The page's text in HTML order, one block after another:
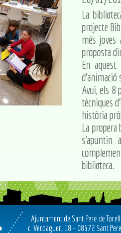
La
projecte
més joves
proposta
En
d'animació
Avui, els 8
tècniques
història
La
s'apuntin
biblioteca.
Ajuntament de Sant Pere de
c. Verdaguer, 18 - 08572 Sant